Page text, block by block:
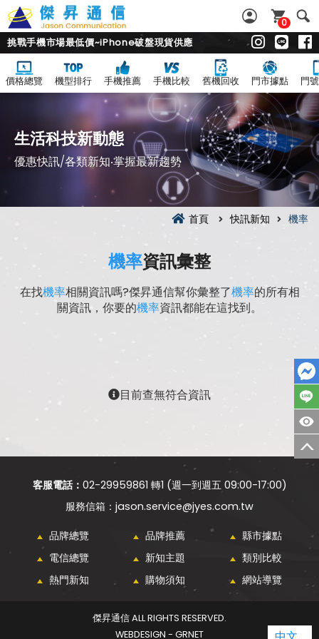
0
挑戰手機市場最低價~iPhone破盤現貨供應
價格總覽 機型排行 手機推薦 手機比較 舊機回收 門市據點 門
生活科技新動態
優惠快訊/各類新知‧掌握最新趨勢
首頁 快訊新知 機率
機率資訊彙整
在找機率相關資訊嗎?傑昇通信幫你彙整了機率的所有相
關資訊，你要的機率資訊都能在這找到。
目前查無符合資訊
客服電話： 02-29959861 轉1 (週一到週五 09:00-17:00)
jason.service@jyes.com.tw
品牌總覽 品牌推薦
縣市據點
電信總覽
新知主題
類別比較
熱門新知
購物須知 網站導覽
傑昇通信 ALL RIGHTS RESERVED.
WEBDESIGN - GRNET